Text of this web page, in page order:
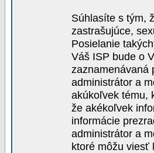
Súhlasíte s tým,
zastrašujúce,
Posielanie
Váš ISP bude o
zaznamenávaná
administrátor a
akúkoľvek tému,
že akékoľvek
informácie
administrátor a
ktoré môžu viesť